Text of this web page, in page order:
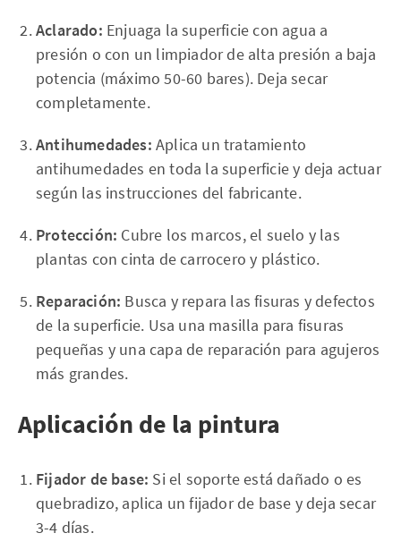
Aclarado: Enjuaga la superficie con agua a
presión o con un limpiador de alta presión a baja
potencia (máximo 50-60 bares). Deja secar
completamente.
Antihumedades: Aplica un tratamiento
antihumedades en toda la superficie y deja actuar
según las instrucciones del fabricante.
Protección: Cubre los marcos, el suelo y las
plantas con cinta de carrocero y plástico.
Reparación: Busca y repara las fisuras y defectos
de la superficie. Usa una masilla para fisuras
pequeñas y una capa de reparación para agujeros
más grandes.
Aplicación de la pintura
Fijador de base: Si el soporte está dañado o es
quebradizo, aplica un fijador de base y deja secar
3-4 días.